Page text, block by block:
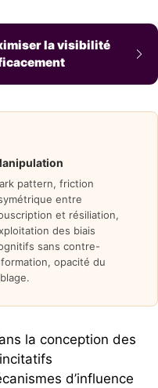
la visibilité
pattern, friction
entre
et résiliation,
des biais
sans contre-
opacité du
la conception des
d’influence